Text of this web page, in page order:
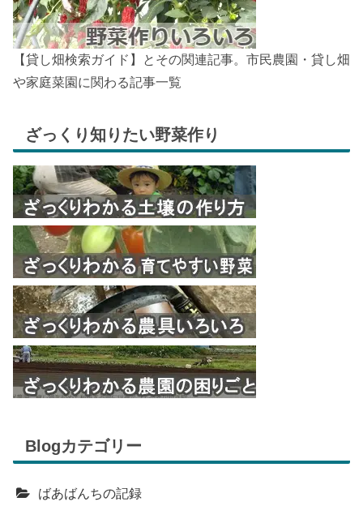
【貸し畑検索ガイド】とその関連記事。市民農園・貸し畑
や家庭菜園に関わる記事一覧
ざっくり知りたい野菜作り
Blogカテゴリー
ばあばんちの記録